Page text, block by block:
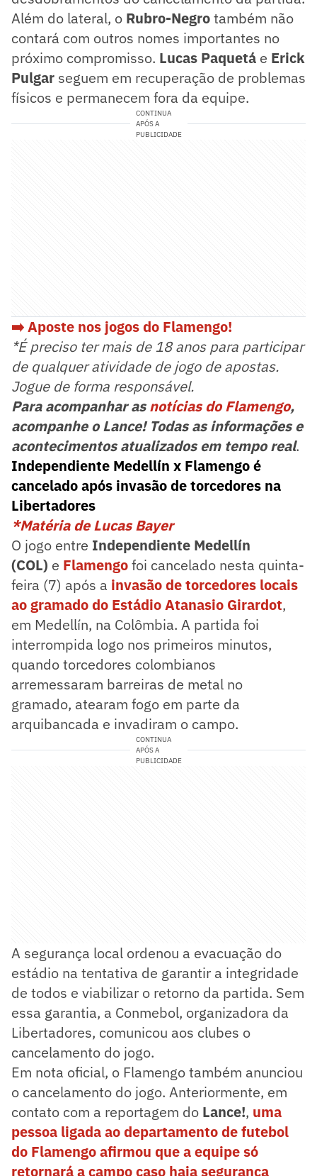
Além do lateral, o Rubro-Negrotambém não
contará com outros nomes importantes no
próximo compromisso. Lucas Paquetá e Erick
Pulgar seguem em recuperação de problemas
físicos e permanecem fora da equipe.
CONTINUA
APÓS A
PUBLICIDADE
➡️ Aposte nos jogos do Flamengo!
*É preciso ter mais de 18 anos para participar
de qualquer atividade de jogo de apostas.
Jogue de forma responsável.
Para acompanhar asnotícias do Flamengo,
acompanhe o Lance! Todas as informações e
acontecimentos atualizados em tempo real.
Independiente Medellín x Flamengo é
cancelado após invasão de torcedores na
Libertadores
*Matéria de Lucas Bayer
O jogo entre Independiente Medellín
(COL) e Flamengofoi cancelado nesta quinta-
feira (7) após a invasão de torcedores locais
ao gramado do Estádio Atanasio Girardot,
em Medellín, na Colômbia. A partida foi
interrompida logo nos primeiros minutos,
quando torcedores colombianos
arremessaram barreiras de metal no
gramado, atearam fogo em parte da
arquibancada e invadiram o campo.
CONTINUA
APÓS A
PUBLICIDADE
A segurança local ordenou a evacuação do
estádio na tentativa de garantir a integridade
de todos e viabilizar o retorno da partida. Sem
essa garantia, a Conmebol, organizadora da
Libertadores, comunicou aos clubes o
cancelamento do jogo.
Em nota oficial, o Flamengo também anunciou
o cancelamento do jogo. Anteriormente, em
contato com a reportagem do Lance!, uma
pessoa ligada ao departamento de futebol
do Flamengo afirmou que a equipe só
retornará a campo caso haja segurança